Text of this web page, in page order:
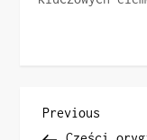
N
Previous
Previous